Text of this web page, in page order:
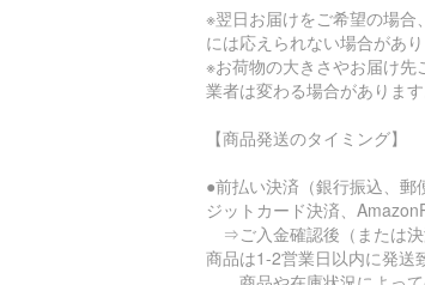
※翌日お届けをご希望の場合
には応えられない場合があり
※お荷物の大きさやお届け先
業者は変わる場合があります
【商品発送のタイミング】
●前払い決済（銀行振込、郵
ジットカード決済、
⇒ご入金確認後（または決
商品は1-2営業日以内に発送